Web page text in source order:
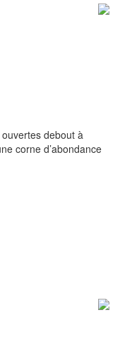
debout à
corne d’abondance